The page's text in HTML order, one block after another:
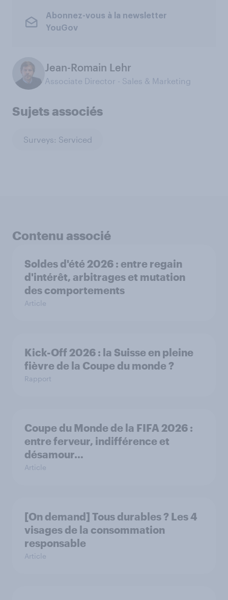
Abonnez-vous à la newsletter
YouGov
Jean-Romain Lehr
Associate Director - Sales & Marketing
Sujets associés
Surveys: Serviced
Contenu associé
Soldes d'été 2026 : entre regain
d'intérêt, arbitrages et mutation
des comportements
Article
Kick-Off 2026 : la Suisse en pleine
fièvre de la Coupe du monde ?
Rapport
Coupe du Monde de la FIFA 2026 :
entre ferveur, indifférence et
désamour…
Article
[On demand] Tous durables ? Les 4
visages de la consommation
responsable
Article